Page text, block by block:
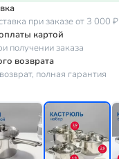
при заказе от 3 000 ₽
картой
получении заказа
возврата
полная гарантия